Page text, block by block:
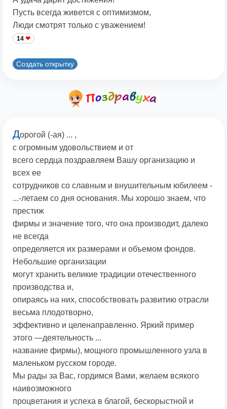
Пусть всегда живется с оптимизмом,
Люди смотрят только с уважением!
14
Создать открытку
Дорогой (-ая) ... ,
с огромным удовольствием и oт
всего сердца поздравляем Вашу организацию и
всех ее
сотрудников со славным и внушительным юбилеем -
...-летаем со дня основания. Мы хорошо знаем, что
престиж
фирмы и значение того, что она производит, далеко
не всегда
определяется их размерами и объемом фондов.
Небольшие организации
могут хранить великие традиции отечественного
производства и,
опираясь на них, способствовать развитию отрасли
весьма плодотворно,
эффективно и целенаправленно. Яркий пример
этого —деятельность ...
название фирмы), мощного промышленного узла в
маленьком русском городе.
Мы рады за Вас, гордимся Вами, желаем всякого
наивозможного
процветания и успеха в благой, бескорыстной и